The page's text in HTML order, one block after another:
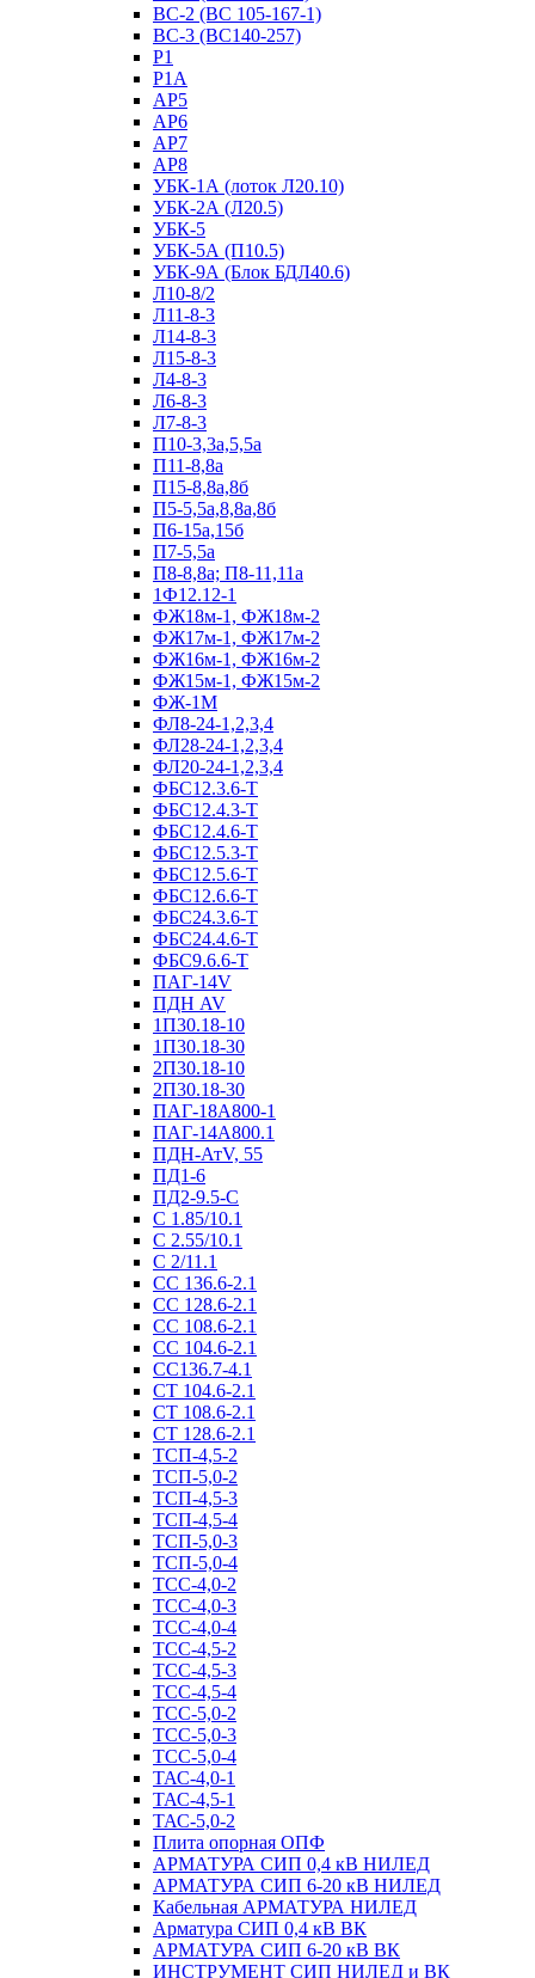
ВС-2 (ВС 105-167-1)
ВС-3 (ВС140-257)
Р1
Р1А
АР5
АР6
АР7
АР8
УБК-1А (лоток Л20.10)
УБК-2А (Л20.5)
УБК-5
УБК-5А (П10.5)
УБК-9А (Блок БДЛ40.6)
Л10-8/2
Л11-8-3
Л14-8-3
Л15-8-3
Л4-8-3
Л6-8-3
Л7-8-3
П10-3,3а,5,5а
П11-8,8а
П15-8,8а,8б
П5-5,5а,8,8а,8б
П6-15а,15б
П7-5,5а
П8-8,8а; П8-11,11а
1Ф12.12-1
ФЖ18м-1, ФЖ18м-2
ФЖ17м-1, ФЖ17м-2
ФЖ16м-1, ФЖ16м-2
ФЖ15м-1, ФЖ15м-2
ФЖ-1М
ФЛ8-24-1,2,3,4
ФЛ28-24-1,2,3,4
ФЛ20-24-1,2,3,4
ФБС12.3.6-Т
ФБС12.4.3-Т
ФБС12.4.6-Т
ФБС12.5.3-Т
ФБС12.5.6-Т
ФБС12.6.6-Т
ФБС24.3.6-Т
ФБС24.4.6-Т
ФБС9.6.6-Т
ПАГ-14V
ПДН AV
1П30.18-10
1П30.18-30
2П30.18-10
2П30.18-30
ПАГ-18А800-1
ПАГ-14А800.1
ПДН-АтV, 55
ПД1-6
ПД2-9.5-С
С 1.85/10.1
С 2.55/10.1
С 2/11.1
СС 136.6-2.1
СС 128.6-2.1
СС 108.6-2.1
СС 104.6-2.1
СС136.7-4.1
СТ 104.6-2.1
СТ 108.6-2.1
СТ 128.6-2.1
ТСП-4,5-2
ТСП-5,0-2
ТСП-4,5-3
ТСП-4,5-4
ТСП-5,0-3
ТСП-5,0-4
ТСС-4,0-2
ТСС-4,0-3
ТСС-4,0-4
ТСС-4,5-2
ТСС-4,5-3
ТСС-4,5-4
ТСС-5,0-2
ТСС-5,0-3
ТСС-5,0-4
ТАС-4,0-1
ТАС-4,5-1
ТАС-5,0-2
Плита опорная ОПФ
АРМАТУРА СИП 0,4 кВ НИЛЕД
АРМАТУРА СИП 6-20 кВ НИЛЕД
Кабельная АРМАТУРА НИЛЕД
Арматура СИП 0,4 кВ ВК
АРМАТУРА СИП 6-20 кВ ВК
ИНСТРУМЕНТ СИП НИЛЕД и ВК